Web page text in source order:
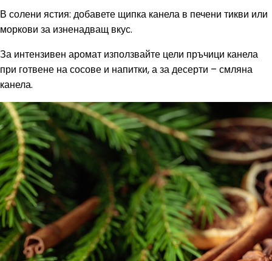
В солени ястия: добавете щипка канела в печени тикви или
моркови за изненадващ вкус.
За интензивен аромат използвайте цели пръчици канела
при готвене на сосове и напитки, а за десерти – смляна
канела.